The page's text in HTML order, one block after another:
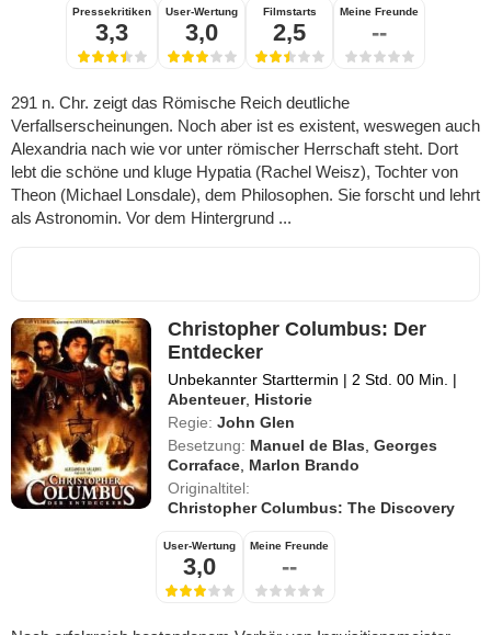
Pressekritiken
3,3
User-Wertung
3,0
Filmstarts
2,5
Meine Freunde
--
291 n. Chr. zeigt das Römische Reich deutliche
Verfallserscheinungen. Noch aber ist es existent, weswegen auch
Alexandria nach wie vor unter römischer Herrschaft steht. Dort
lebt die schöne und kluge Hypatia (Rachel Weisz), Tochter von
Theon (Michael Lonsdale), dem Philosophen. Sie forscht und lehrt
als Astronomin. Vor dem Hintergrund ...
Christopher Columbus: Der
Entdecker
Unbekannter Starttermin | 2 Std. 00 Min. |
Abenteuer, Historie
Regie: John Glen
Besetzung: Manuel de Blas ,Georges
Corraface Marlon Brando
Originaltitel:
Christopher Columbus: The Discovery
User-Wertung
3,0
Meine Freunde
--